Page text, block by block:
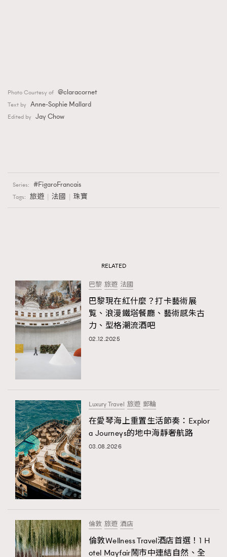
Photo Courtesy of @claracornet
Text by Anne-Sophie Mallard
Edited by Jay Chow
Series: FigaroFrancais
Tags: 旅遊 法國 珠寶
RELATED
巴黎 旅遊 法國
巴黎現在紅什麼？打卡藝術展
覧、浪漫鐵塔餐廳、藝術感朱古
力、型格潮流酒吧
02.12.2025
Luxury Travel 旅遊 郵輪
在愛琴海上重置生活節奏：Explor
a Journeys的地中海靜奢航路
03.08.2026
倫敦 旅遊 酒店
倫敦Wellness Travel酒店首選！1 H
otel Mayfair鬧市中連結自然、全